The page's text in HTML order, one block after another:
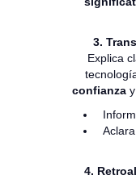
3.
Explica
confianza
4.